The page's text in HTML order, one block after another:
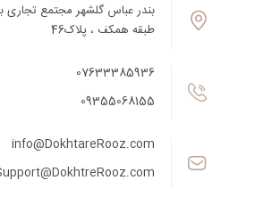
بندر عباس گلشهر مجتمع تجاری
طبقه همکف ، پلاک46
07633385936
09355068155
info@DokhtareRooz.com